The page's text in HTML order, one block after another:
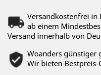
Versandkostenfrei in
ab einem
Versand innerhalb von
Woanders günstiger
Wir bieten